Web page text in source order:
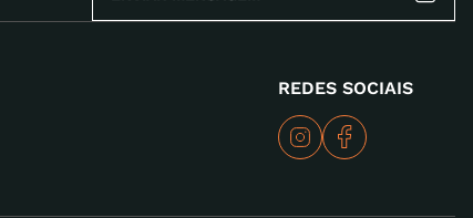
REDES SOCIAIS